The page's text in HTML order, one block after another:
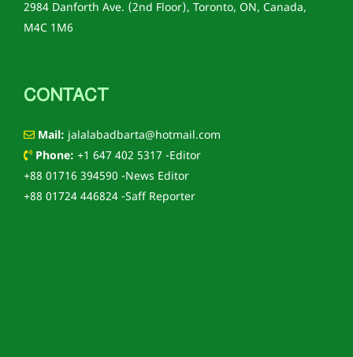
2984 Danforth Ave. (2nd Floor), Toronto, ON, Canada,
M4C 1M6
CONTACT
Mail: jalalabadbarta@hotmail.com
Phone: +1 647 402 5317 -Editor
+88 01716 394590 -News Editor
+88 01724 446824 -Saff Reporter